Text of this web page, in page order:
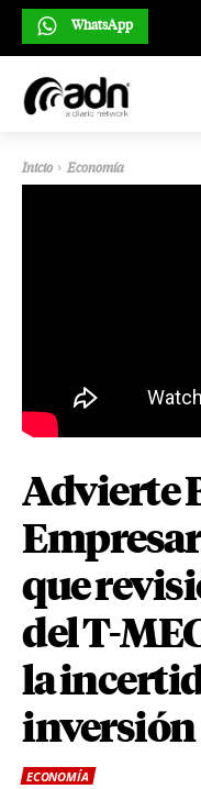
WhatsApp
Inicio Economía
Advierte
que
del T-
la
inversión
ECONOMÍA